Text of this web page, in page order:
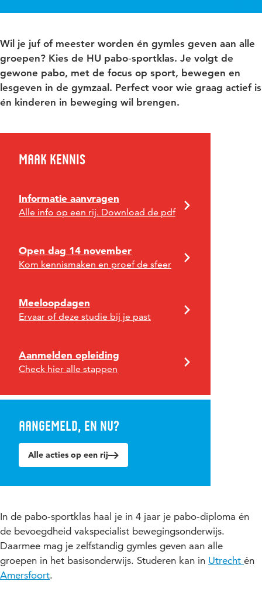
Wil je juf of meester worden én gymles geven aan alle
groepen? Kies de HU pabo‑sportklas. Je volgt de
gewone pabo, met de focus op sport, bewegen en
lesgeven in de gymzaal. Perfect voor wie graag actief is
én kinderen in beweging wil brengen.
Maak kennis
Informatie aanvragen
Alle info op een rij. Download de pdf
Open dag 14 november
Kom kennismaken en proef de sfeer
Meeloopdagen
Ervaar of deze studie bij je past
Aanmelden opleiding
Check hier alle stappen
Aangemeld, en nu?
Alle acties op een rij
In de pabo-sportklas haal je in 4 jaar je pabo-diploma én
de bevoegdheid vakspecialist bewegingsonderwijs.
Daarmee mag je zelfstandig gymles geven aan alle
groepen in het basisonderwijs. Studeren kan in Utrecht én
Amersfoort.